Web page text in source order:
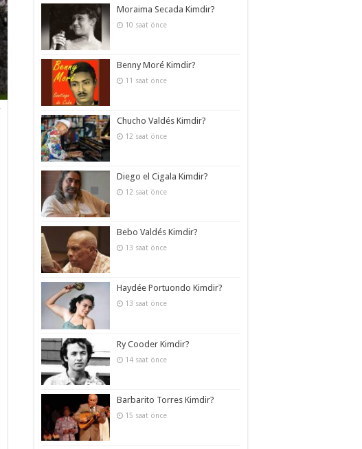
Moraima Secada Kimdir?
10 saat önce
Benny Moré Kimdir?
11 saat önce
Chucho Valdés Kimdir?
12 saat önce
Diego el Cigala Kimdir?
12 saat önce
Bebo Valdés Kimdir?
13 saat önce
Haydée Portuondo Kimdir?
13 saat önce
Ry Cooder Kimdir?
14 saat önce
Barbarito Torres Kimdir?
15 saat önce